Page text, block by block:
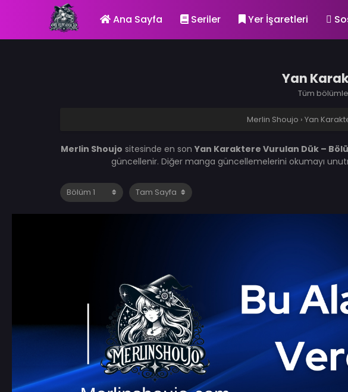
Ana Sayfa Seriler Yer İşaretleri
Yan
Tüm
Merlin Shoujo › Yan
Merlin Shoujo sitesinde en son Yan Karaktere Vurulan Dük –
güncellenir. Diğer manga güncellemelerini okumayı